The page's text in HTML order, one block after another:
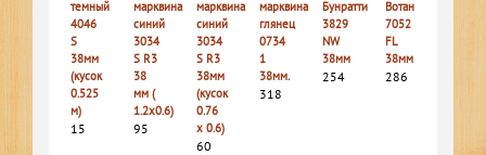
темный
4046
S
38мм
(кусок
0.525
м)
15
марквина
синий
3034
S R3
38
мм (
1.2х0.6)
95
марквина
синий
3034
S R3
38мм
(кусок
0.76
х 0.6)
60
марквина
глянец
0734
1
38мм.
318
Бунратти
3829
NW
38мм
254
Вотан
7052
FL
38мм
286